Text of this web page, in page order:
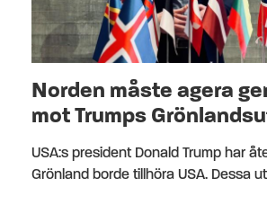
Norden måste agera
mot Trumps
USA:s president Donald Trump har
Grönland borde tillhöra USA. Dessa